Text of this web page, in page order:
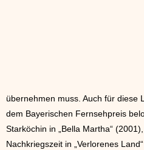
übernehmen muss. Auch für diese
dem Bayerischen Fernsehpreis
Starköchin in „Bella Martha“
Nachkriegszeit in „Verlorenes